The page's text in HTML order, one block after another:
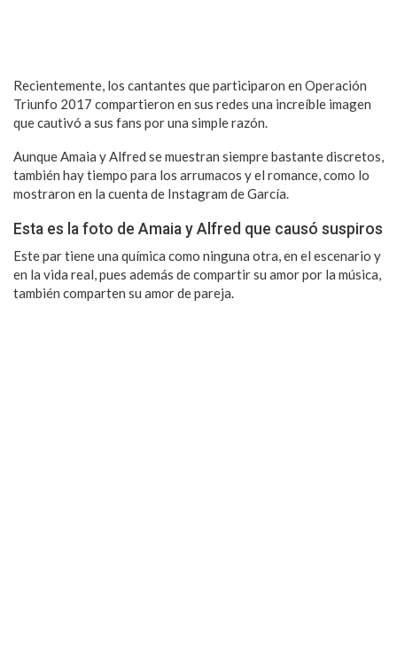
Recientemente, los cantantes que participaron en Operación
Triunfo 2017 compartieron en sus redes una increíble imagen
que cautivó a sus fans por una simple razón.
Aunque Amaia y Alfred se muestran siempre bastante discretos,
también hay tiempo para los arrumacos y el romance, como lo
mostraron en la cuenta de Instagram de García.
Esta es la foto de Amaia y Alfred que causó suspiros
Este par tiene una química como ninguna otra, en el escenario y
en la vida real, pues además de compartir su amor por la música,
también comparten su amor de pareja.